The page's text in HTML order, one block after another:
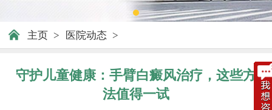
主页 > 医院动态 >
守护儿童健康：手臂白癜风治疗，这些方
法值得一试